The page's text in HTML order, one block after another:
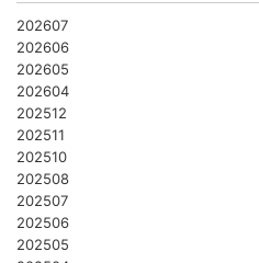
202607
202606
202605
202604
202512
202511
202510
202508
202507
202506
202505